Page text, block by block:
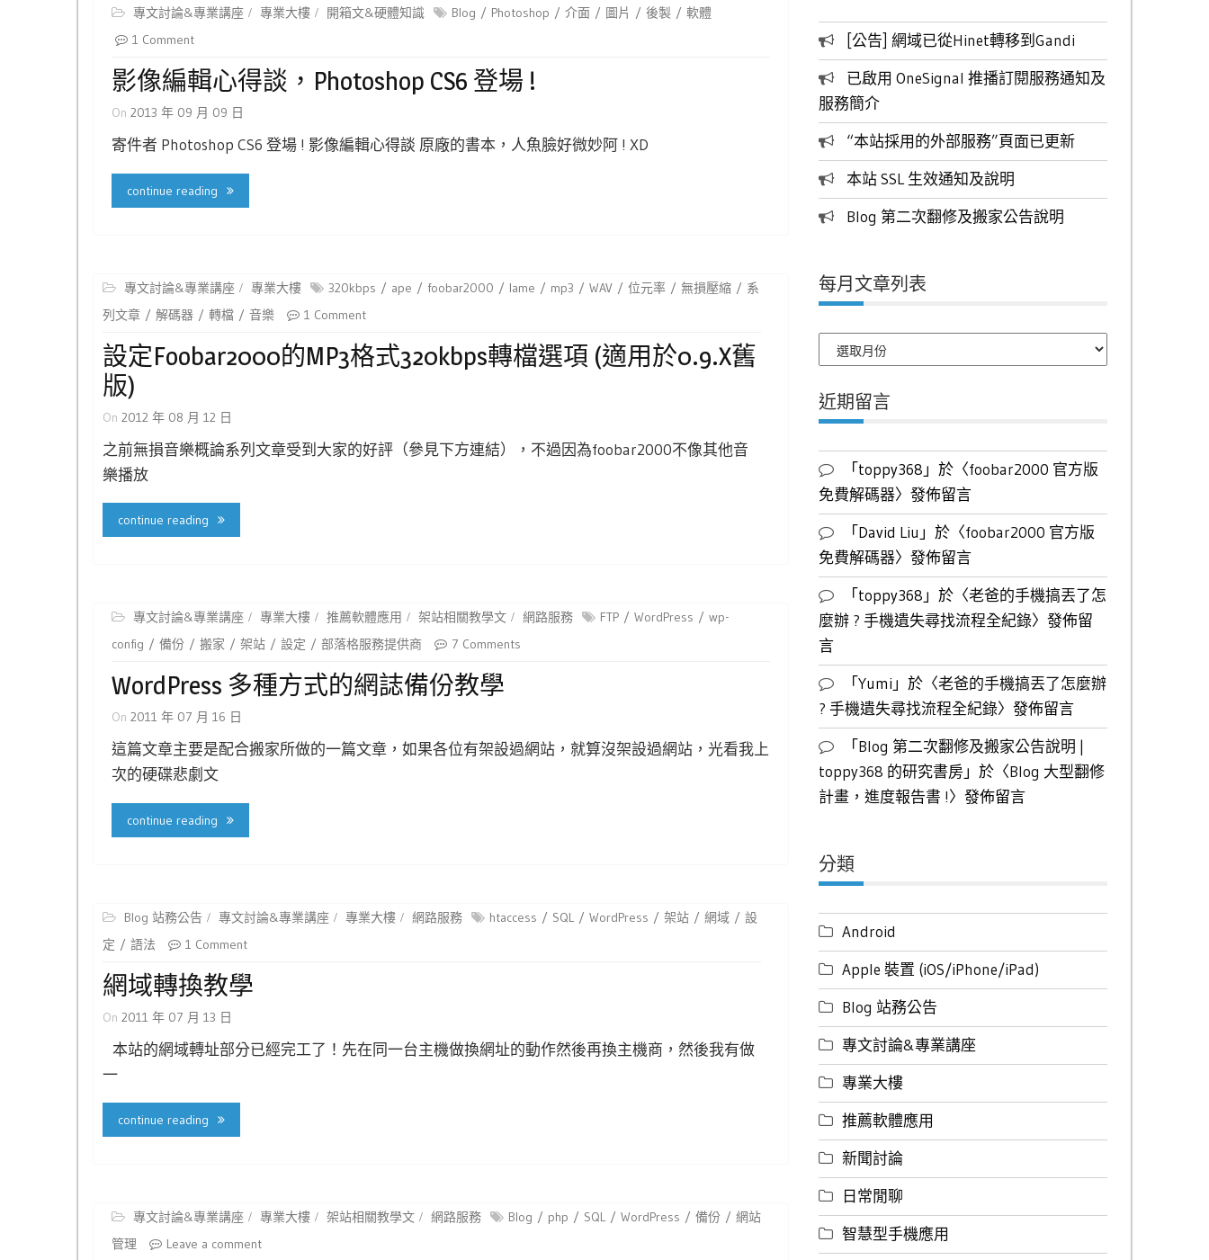
專文討論&專業講座 專業大樓 開箱文&硬體知識 Blog Photoshop 介面 圖片 後製
軟體
1 Comment
影像編輯心得談，Photoshop CS6 登場 !
On 2013 年 09 月 09 日
寄件者 Photoshop CS6 登場 ! 影像編輯心得談 原廠的書本，人魚臉好微妙阿 ! XD
continue reading
專文討論&專業講座 專業大樓 320kbps ape foobar2000 lame mp3 WAV 位元率 無損壓縮
系
列文章
解碼器 轉檔 音樂 1 Comment
設定foobar2000的MP3格式320kbps轉檔選項 (適用於0.9.X舊
版)
On 2012 年 08 月 12 日
之前無損音樂概論系列文章受到大家的好評（參見下方連結），不過因為foobar2000不像其他音
樂播放
continue reading
專文討論&專業講座 專業大樓 推薦軟體應用 架站相關教學文 網路服務 FTP WordPress
wp-
config
備份 搬家 架站 設定 部落格服務提供商 7 Comments
WordPress 多種方式的網誌備份教學
On 2011 年 07 月 16 日
這篇文章主要是配合搬家所做的一篇文章，如果各位有架設過網站，就算沒架設過網站，光看我上
次的硬碟悲劇文
continue reading
Blog 站務公告 專文討論&專業講座 專業大樓 網路服務 htaccess SQL WordPress 架站 網域
設
定
語法 1 Comment
網域轉換教學
On 2011 年 07 月 13 日
本站的網域轉址部分已經完工了！先在同一台主機做換網址的動作然後再換主機商，然後我有做
一
continue reading
專文討論&專業講座 專業大樓 架站相關教學文 網路服務 Blog php SQL WordPress 備份
網站
管理
Leave a comment
[公告] 網域已從Hinet轉移到Gandi
已啟用 OneSignal 推播訂閱服務通知及
服務簡介
“本站採用的外部服務”頁面已更新
本站 SSL 生效通知及說明
Blog 第二次翻修及搬家公告說明
每月文章列表
月
章
列
近期留言
「toppy368 」於〈foobar2000 官方版
免費解碼器〉發佈留言
「David Liu 」於〈foobar2000 官方版
免費解碼器〉發佈留言
「toppy368 」於〈老爸的手機搞丟了怎
麼辦 ? 手機遺失尋找流程全紀錄〉發佈留
言
「Yumi 」於〈老爸的手機搞丟了怎麼辦
? 手機遺失尋找流程全紀錄〉發佈留言
「Blog 第二次翻修及搬家公告說明 |
toppy368 的研究書房」於〈Blog 大型翻修
計畫，進度報告書 !〉發佈留言
分類
Android
Apple 裝置 (iOS/iPhone/iPad)
Blog 站務公告
專文討論&專業講座
專業大樓
推薦軟體應用
新聞討論
日常閒聊
智慧型手機應用